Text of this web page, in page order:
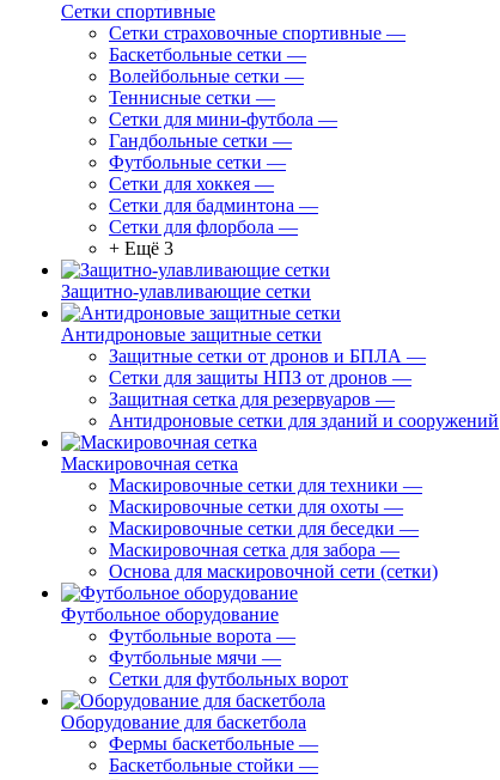
Сетки спортивные
Сетки страховочные спортивные —
Баскетбольные сетки —
Волейбольные сетки —
Теннисные сетки —
Сетки для мини-футбола —
Гандбольные сетки —
Футбольные сетки —
Сетки для хоккея —
Сетки для бадминтона —
Сетки для флорбола —
+ Ещё 3
Защитно-улавливающие сетки
Антидроновые защитные сетки
Защитные сетки от дронов и БПЛА —
Сетки для защиты НПЗ от дронов —
Защитная сетка для резервуаров —
Антидроновые сетки для зданий и сооружений
Маскировочная сетка
Маскировочные сетки для техники —
Маскировочные сетки для охоты —
Маскировочные сетки для беседки —
Маскировочная сетка для забора —
Основа для маскировочной сети (сетки)
Футбольное оборудование
Футбольные ворота —
Футбольные мячи —
Сетки для футбольных ворот
Оборудование для баскетбола
Фермы баскетбольные —
Баскетбольные стойки —